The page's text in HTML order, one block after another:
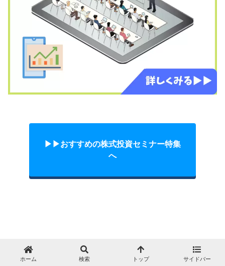
▶︎▶︎おすすめの株式投資セミナー特集
へ
ホーム 検索 トップ サイドバー